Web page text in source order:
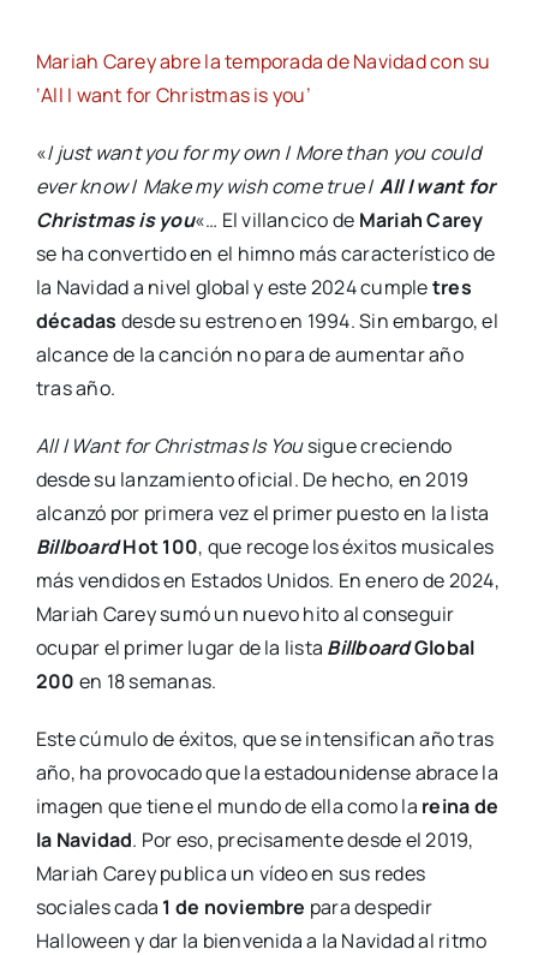
Mariah Carey abre la temporada de Navidad con su
‘All I want for Christmas is you’
«I just want you for my own / More than you could
ever know/ Make my wish come true/ All I want for
Christmas is you«… El villancico de Mariah Carey
se ha convertido en el himno más característico de
la Navidad a nivel global y este 2024 cumpletres
décadas desde su estreno en 1994. Sin embargo, el
alcance de la canción no para de aumentar año
tras año.
All I Want for Christmas Is Yousigue creciendo
desde su lanzamiento oficial. De hecho, en 2019
alcanzó por primera vez el primer puesto en la lista
BillboardHot 100, que recoge los éxitos musicales
más vendidos en Estados Unidos. En enero de 2024,
Mariah Carey sumó un nuevo hito al conseguir
ocupar el primer lugar de la lista BillboardGlobal
200 en 18 semanas.
Este cúmulo de éxitos, que se intensifican año tras
año, ha provocado que la estadounidense abrace la
imagen que tiene el mundo de ella como la reina de
la Navidad. Por eso, precisamente desde el 2019,
Mariah Carey publica un vídeo en sus redes
sociales cada 1 de noviembre para despedir
Halloween y dar la bienvenida a la Navidad al ritmo